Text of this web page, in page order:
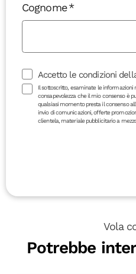
Cognome
Accetto le condizioni
Il sottoscritto, esaminate le informazioni
consapevolezza che il mio consenso è
qualsiasi momento presta il consenso
invio di comunicazioni, offerte
clientela, materiale pubblicitario a
Vola
Potrebbe